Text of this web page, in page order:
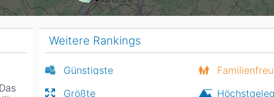
Weitere Rankings
Günstigste
Größte